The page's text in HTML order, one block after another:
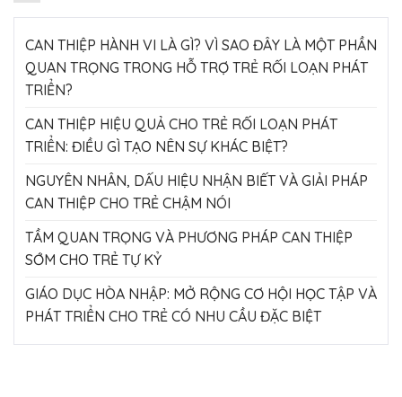
CAN THIỆP HÀNH VI LÀ GÌ? VÌ SAO ĐÂY LÀ MỘT PHẦN
QUAN TRỌNG TRONG HỖ TRỢ TRẺ RỐI LOẠN PHÁT
TRIỂN?
CAN THIỆP HIỆU QUẢ CHO TRẺ RỐI LOẠN PHÁT
TRIỂN: ĐIỀU GÌ TẠO NÊN SỰ KHÁC BIỆT?
NGUYÊN NHÂN, DẤU HIỆU NHẬN BIẾT VÀ GIẢI PHÁP
CAN THIỆP CHO TRẺ CHẬM NÓI
TẦM QUAN TRỌNG VÀ PHƯƠNG PHÁP CAN THIỆP
SỚM CHO TRẺ TỰ KỶ
GIÁO DỤC HÒA NHẬP: MỞ RỘNG CƠ HỘI HỌC TẬP VÀ
PHÁT TRIỂN CHO TRẺ CÓ NHU CẦU ĐẶC BIỆT